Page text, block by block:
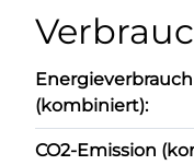
Energieverbrauch
(kombiniert):
CO2-Emission